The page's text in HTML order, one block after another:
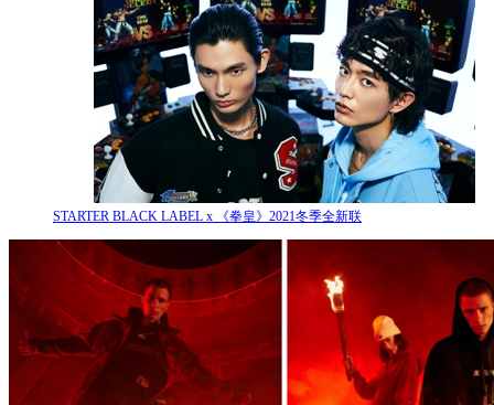
STARTER BLACK LABEL x 《拳皇》2021冬季全新联